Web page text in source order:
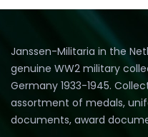
Janssen-Militaria in the
genuine WW2 military
Germany 1933-1945.
assortment of medals,
documents, award